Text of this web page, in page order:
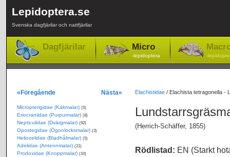
Lepidoptera.se
Svenska dagfjärilar och nattfjärilar
Dagfjärilar Micro
-lepidoptera -
Elachistidae/ Elachista tetragonella -
(Herrich-Schäffer, 1855)
Rödlistad: EN (Starkt
«Föregående Nästa»
Micropterigidae (Käkmalar) (5)
Eriocraniidae (Purpurmalar) (8)
Nepticulidae (Dvärgmalar) (92)
Opostegidae (Ögonlocksmalar) (3)
Heliozelidae (Bladhålmalar) (5)
Adelidae (Antennmalar) (21)
Prodoxidae (Knoppmalar) (10)